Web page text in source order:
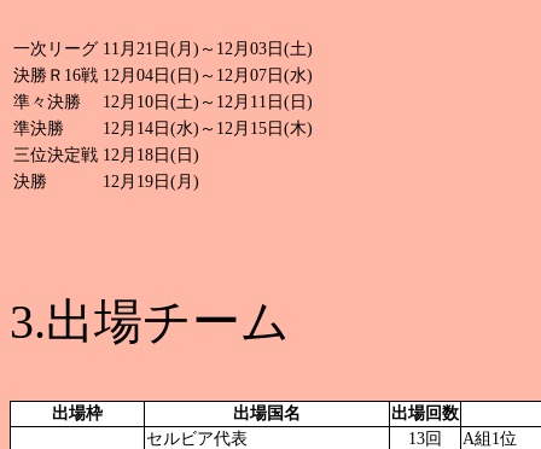
一次リーグ 11月21日(月)～12月03日(土)
決勝Ｒ16戦 12月04日(日)～12月07日(水)
準々決勝
12月10日(土)～12月11日(日)
準決勝
12月14日(水)～12月15日(木)
三位決定戦 12月18日(日)
決勝
12月19日(月)
3.出場チーム
出場枠 出場国名 出場回数
セルビア代表 13回
A組1位